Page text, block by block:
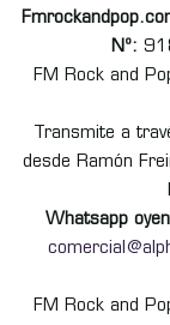
Nº:
FM Rock and
Transmite a
desde Ramón
Whatsapp
FM Rock and